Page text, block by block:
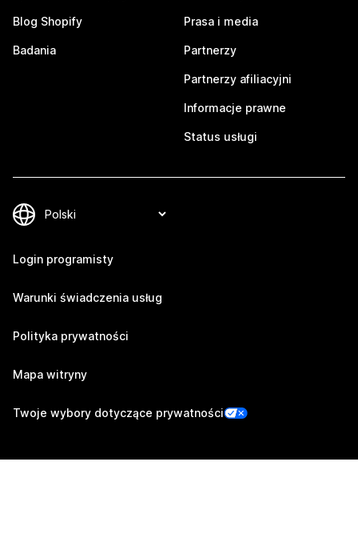
Blog Shopify
Badania
Prasa i media
Partnerzy
Partnerzy afiliacyjni
Informacje prawne
Status usługi
Login programisty
Warunki świadczenia usług
Polityka prywatności
Mapa witryny
Twoje wybory dotyczące prywatności